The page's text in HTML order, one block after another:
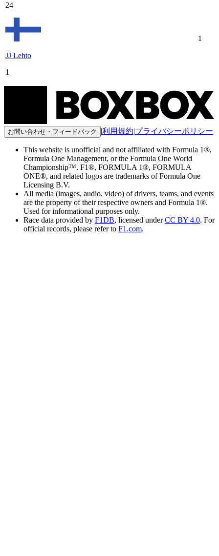
24
JJ Lehto
1
1
お問い合わせ・フィードバック |利用規約|プライバシーポリシー
This website is unofficial and not affiliated with Formula 1®,
Formula One Management, or the Formula One World
Championship™. F1®, FORMULA 1®, FORMULA
ONE®, and related logos are trademarks of Formula One
Licensing B.V.
All media (images, audio, video) of drivers, teams, and events
are the property of their respective owners and Formula 1®.
Used for informational purposes only.
Race data provided by F1DB, licensed under CC BY 4.0. For
official records, please refer to F1.com.